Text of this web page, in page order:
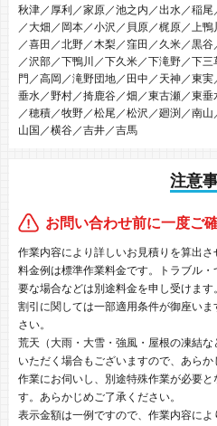
秋津／厚利／家原／池之内／出水／稲
／大畑／岡本／小沢／貝原／梶原／上
／喜田／北野／木梨／窪田／久米／黒
／沢部／下鴨川／下久米／下滝野／下
門／高岡／滝野団地／田中／天神／東
垂水／野村／掎鹿谷／畑／東古瀬／東
／穂積／牧野／松尾／松沢／廻渕／南
山国／横谷／吉井／吉馬
注意
お問い合わせ前に一度ご
作業内容により詳しいお見積りを算出さ
料金例は標準作業料金です。トラブル
要な場合などは別途料金を申し受けます。
割引に関しては一部適用条件が御座い
さい。
荒天（大雨・大雪・強風・屋根の凍結
いただく場合もございますので、あらか
作業にお伺いし、別途特殊作業が必要
す。あらかじめご了承ください。
表示金額は一例ですので、作業内容によ